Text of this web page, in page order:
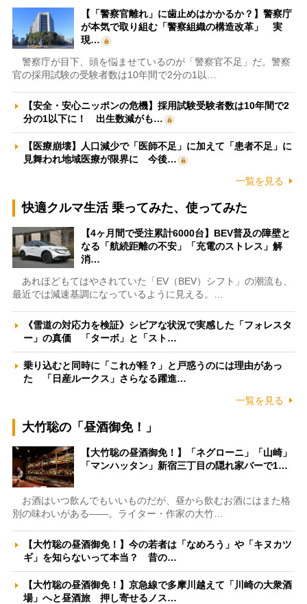
【「警察官離れ」に歯止めはかかるか？】警察庁
が本気で取り組む「警察組織の構造改革」 実
現…
警察庁が目下、頭を悩ませているのが「警察官不足」だ。警察
官の採用試験の受験者数は10年間で2分の1以…
【安全・安心ニッポンの危機】採用試験受験者数は10年間で2
分の1以下に！ 出生数減がも…
【医療崩壊】人口減少で「医師不足」に加えて「患者不足」に
見舞われ地域医療が限界に 今後…
一覧を見る
快適クルマ生活 乗ってみた、使ってみた
【4ヶ月間で受注累計6000台】BEV普及の障壁と
なる「航続距離の不安」「充電のストレス」解
消…
あれほどもてはやされていた「EV（BEV）シフト」の潮流も、
最近では減速基調になっているように見える。…
《雪道の対応力を検証》シビアな状況で実感した「フォレスタ
ー」の真価 「ターボ」と「スト…
乗り込むと同時に「これが軽？」と戸惑うのには理由があっ
た 「日産ルークス」さらなる躍進…
一覧を見る
大竹聡の「昼酒御免！」
【大竹聡の昼酒御免！】「ネグローニ」「山崎」
「マンハッタン」新宿三丁目の隠れ家バーで1…
お酒はいつ飲んでもいいものだが、昼から飲むお酒にはまた格
別の味わいがある――。ライター・作家の大竹…
【大竹聡の昼酒御免！】今の若者は「なめろう」や「キヌカツ
ギ」を知らないって本当？ 昔の…
【大竹聡の昼酒御免！】京急線で多摩川越えて「川崎の大衆酒
場」へと昼酒旅 押し寄せるノス…